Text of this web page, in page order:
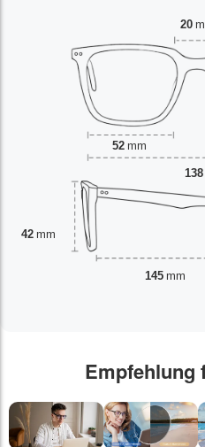
20
52 mm
42 mm
138
145 mm
Empfehlung